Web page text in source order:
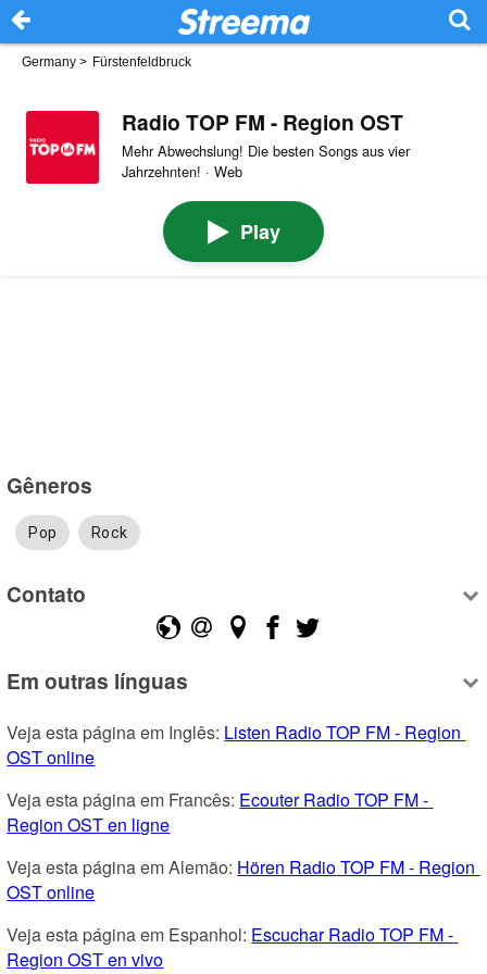
Germany > Fürstenfeldbruck
Radio TOP FM - Region OST
Mehr Abwechslung! Die besten Songs aus vier
Jahrzehnten! · Web
Play
Gêneros
Pop Rock
Contato
Em outras línguas
Veja esta página em Inglês: Listen Radio TOP FM - Region
OST online
Veja esta página em Francês: Ecouter Radio TOP FM -
Region OST en ligne
Veja esta página em Alemão: Hören Radio TOP FM - Region
OST online
Veja esta página em Espanhol: Escuchar Radio TOP FM -
Region OST en vivo